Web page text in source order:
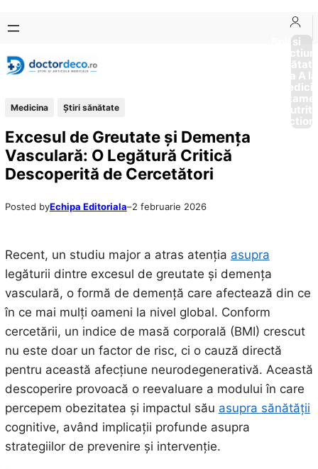
conținut
content
Boli si
Afectiuni
Sănătate
de la A
Medicina Ştiri sănătate
Excesul de Greutate și Demența
Vasculară: O Legătură Critică
Descoperită de Cercetători
Posted byEchipa Editoriala–2 februarie 2026
Recent, un studiu major a atras atenția asupra
legăturii dintre excesul de greutate și demența
vasculară, o formă de demență care afectează din ce
în ce mai mulți oameni la nivel global. Conform
cercetării, un indice de masă corporală (BMI) crescut
nu este doar un factor de risc, ci o cauză directă
pentru această afecțiune neurodegenerativă. Această
descoperire provoacă o reevaluare a modului în care
percepem obezitatea și impactul său asupra sănătății
cognitive, având implicații profunde asupra
strategiilor de prevenire și intervenție.